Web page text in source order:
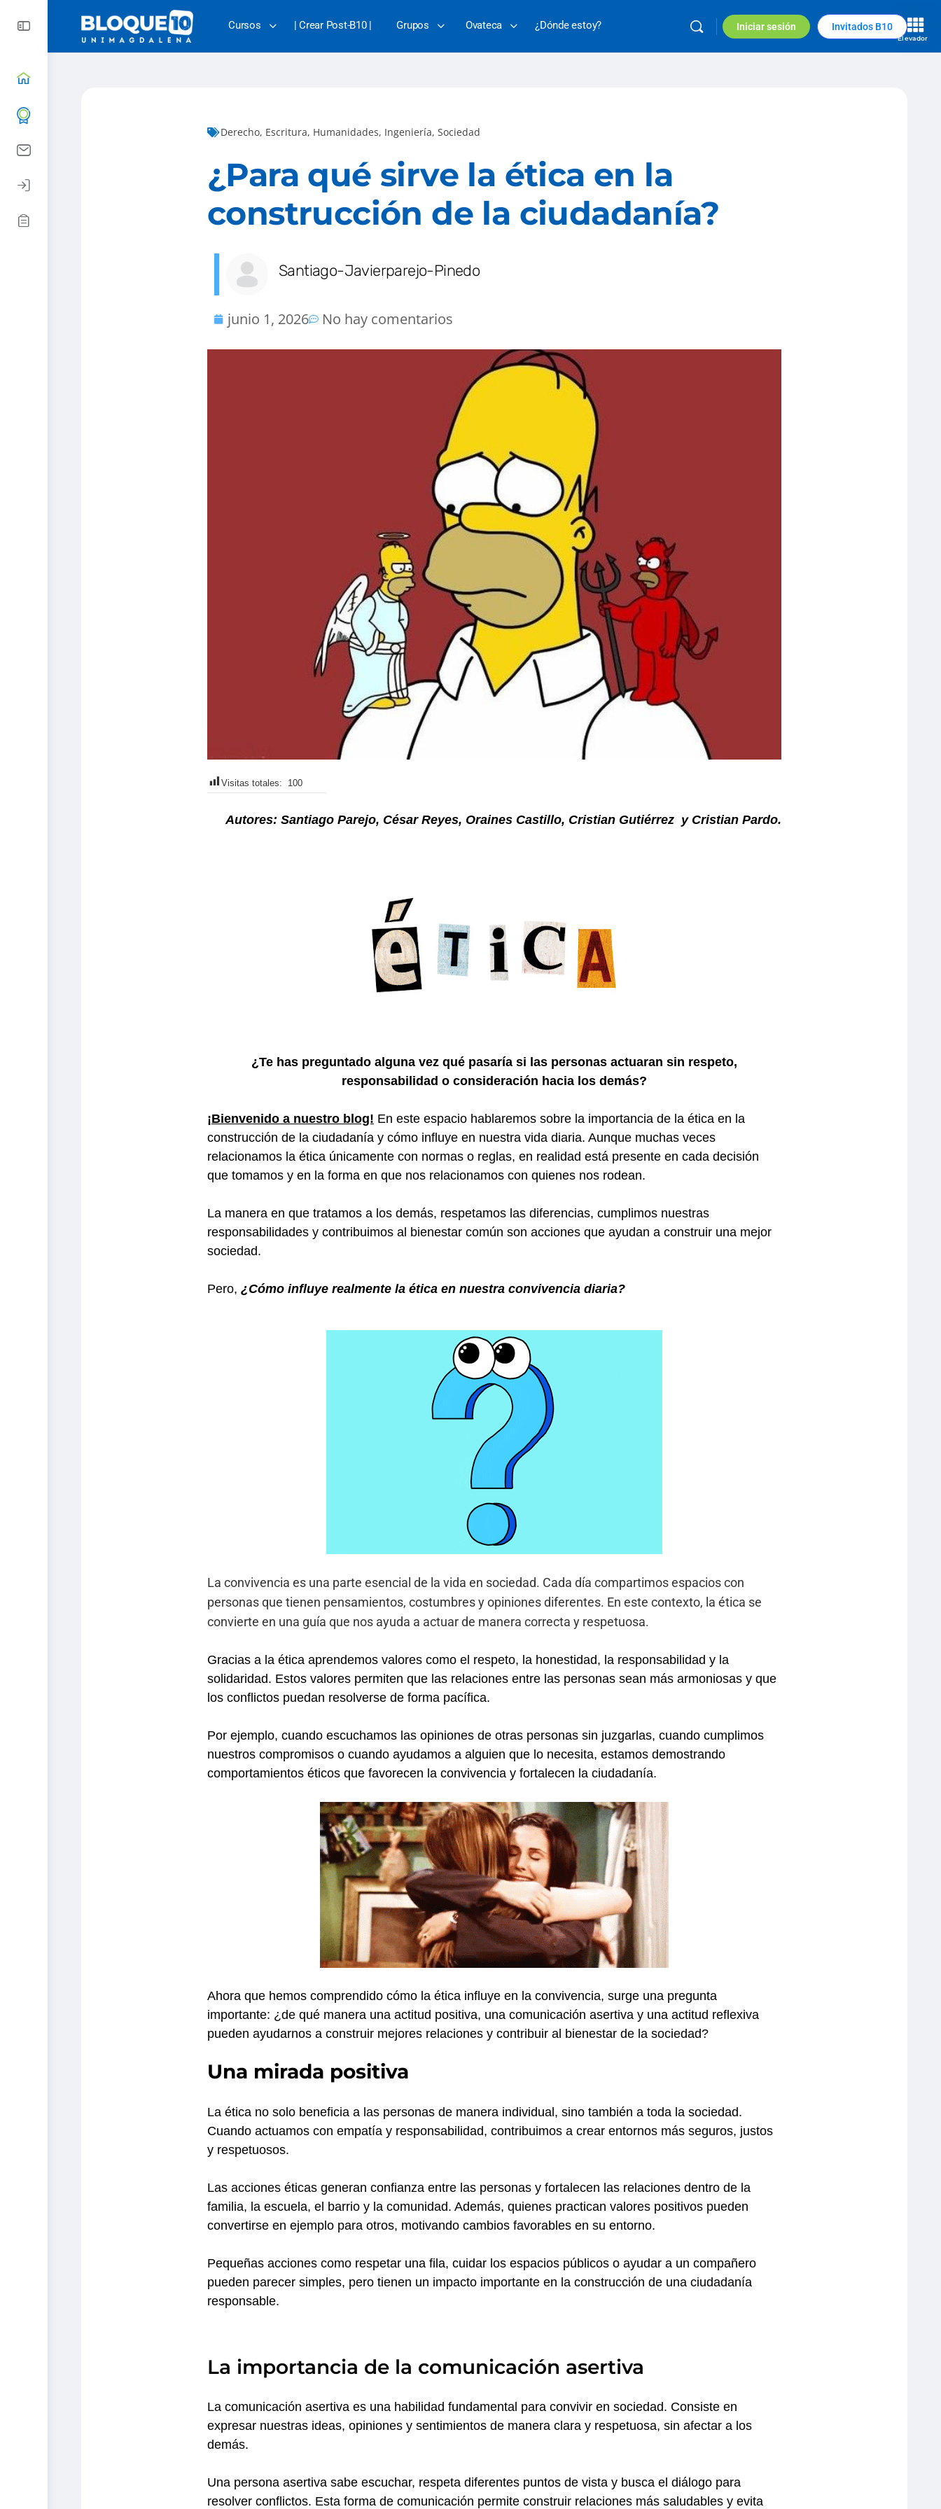
Cursos | Crear Post-B10 | Grupos Ovateca ¿Dónde estoy? Iniciar sesión Invitados B10
Derecho, Escritura, Humanidades, Ingeniería, Sociedad
¿Para qué sirve la ética en la
construcción de la ciudadanía?
Santiago-Javierparejo-Pinedo
junio 1, 2026 No hay comentarios
Visitas totales: 100
Autores: Santiago Parejo, César Reyes, Oraines Castillo, Cristian Gutiérrez y Cristian Pardo.
¿Te has preguntado alguna vez qué pasaría si las personas actuaran sin respeto,
responsabilidad o consideración hacia los demás?
¡Bienvenido a nuestro blog! En este espacio hablaremos sobre la importancia de la ética en la
construcción de la ciudadanía y cómo influye en nuestra vida diaria. Aunque muchas veces
relacionamos la ética únicamente con normas o reglas, en realidad está presente en cada decisión
que tomamos y en la forma en que nos relacionamos con quienes nos rodean.
La manera en que tratamos a los demás, respetamos las diferencias, cumplimos nuestras
responsabilidades y contribuimos al bienestar común son acciones que ayudan a construir una mejor
sociedad.
Pero, ¿Cómo influye realmente la ética en nuestra convivencia diaria?
La convivencia es una parte esencial de la vida en sociedad. Cada día compartimos espacios con
personas que tienen pensamientos, costumbres y opiniones diferentes. En este contexto, la ética se
convierte en una guía que nos ayuda a actuar de manera correcta y respetuosa.
Gracias a la ética aprendemos valores como el respeto, la honestidad, la responsabilidad y la
solidaridad. Estos valores permiten que las relaciones entre las personas sean más armoniosas y que
los conflictos puedan resolverse de forma pacífica.
Por ejemplo, cuando escuchamos las opiniones de otras personas sin juzgarlas, cuando cumplimos
nuestros compromisos o cuando ayudamos a alguien que lo necesita, estamos demostrando
comportamientos éticos que favorecen la convivencia y fortalecen la ciudadanía.
Ahora que hemos comprendido cómo la ética influye en la convivencia, surge una pregunta
importante: ¿de qué manera una actitud positiva, una comunicación asertiva y una actitud reflexiva
pueden ayudarnos a construir mejores relaciones y contribuir al bienestar de la sociedad?
Una mirada positiva
La ética no solo beneficia a las personas de manera individual, sino también a toda la sociedad.
Cuando actuamos con empatía y responsabilidad, contribuimos a crear entornos más seguros, justos
y respetuosos.
Las acciones éticas generan confianza entre las personas y fortalecen las relaciones dentro de la
familia, la escuela, el barrio y la comunidad. Además, quienes practican valores positivos pueden
convertirse en ejemplo para otros, motivando cambios favorables en su entorno.
Pequeñas acciones como respetar una fila, cuidar los espacios públicos o ayudar a un compañero
pueden parecer simples, pero tienen un impacto importante en la construcción de una ciudadanía
responsable.
La importancia de la comunicación asertiva
La comunicación asertiva es una habilidad fundamental para convivir en sociedad. Consiste en
expresar nuestras ideas, opiniones y sentimientos de manera clara y respetuosa, sin afectar a los
demás.
Una persona asertiva sabe escuchar, respeta diferentes puntos de vista y busca el diálogo para
resolver conflictos. Esta forma de comunicación permite construir relaciones más saludables y evita
Elevador